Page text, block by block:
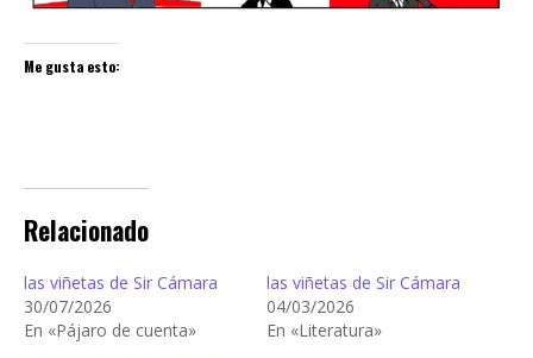
Me gusta esto:
Relacionado
las viñetas de Sir Cámara
30/07/2026
En «Pájaro de cuenta»
las viñetas de Sir Cámara
04/03/2026
En «Literatura»